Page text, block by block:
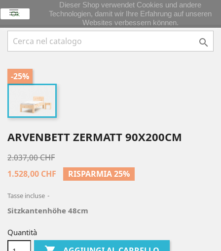


-25%
ARVENBETT ZERMATT 90X200CM
2.037,00 CHF
1.528,00 CHF
RISPARMIA 25%
Tasse incluse
Sitzkantenhöhe 48cm
Quantità
Ok
Dieser Shop verwendet Cookies und andere
Technologien, damit wir Ihre Erfahrung auf unseren
Websites verbessern können.